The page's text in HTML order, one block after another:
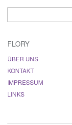
FLORY
ÜBER UNS
KONTAKT
IMPRESSUM
LINKS